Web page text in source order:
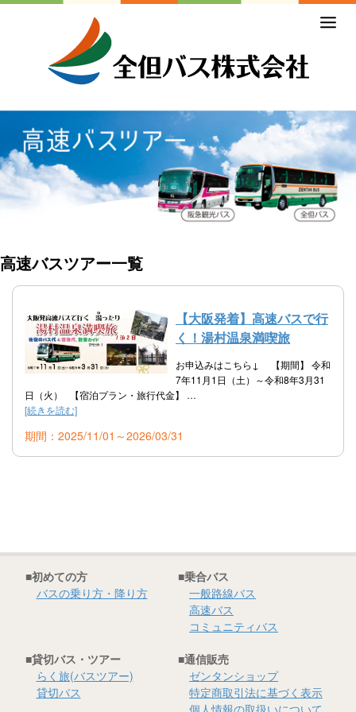
初めての方
乗合バス（路線バス・高速バス）
一般路線バス
コミュニティバス
営業所のご案内
貸切バス・ツアー
らく旅
貸切バス
高速バスツアー
バス広告
企業情報
高速バスツアー一覧
【大阪発着】高速バスで行
く！湯村温泉満喫旅
お申込みはこちら↓ 【期間】 令和
7年11月1日（土）～令和8年3月31
日（火） 【宿泊プラン・旅行代金】 …
[続きを読む]
期間：2025/11/01～2026/03/31
■初めての方
バスの乗り方・降り方
■乗合バス
一般路線バス
高速バス
コミュニティバス
■貸切バス・ツアー
らく旅(バスツアー)
貸切バス
■通信販売
ゼンタンショップ
特定商取引法に基づく表示
個人情報の取扱いについて